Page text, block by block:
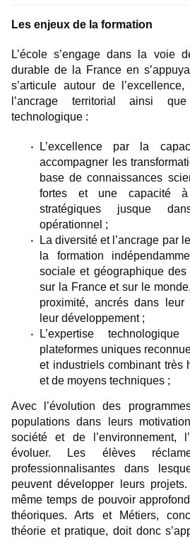
Les enjeux de la formation
L’école s’engage dans la voie
durable de la France en
s’articule autour de
l’ancrage territorial ainsi
technologique :
L’excellence par la
accompagner les
base de connaissances
fortes et une capacité
stratégiques jusque
opérationnel ;
La diversité et l’ancrage par
la formation
sociale et géographique
sur la France et sur le
proximité, ancrés dans leur
leur développement ;
L’expertise
plateformes uniques
et industriels combinant très
et de moyens techniques ;
Avec l’évolution des
populations dans leurs
société et de l’environnement,
évoluer. Les élèves
professionnalisantes dans
peuvent développer leurs
même temps de pouvoir
théoriques. Arts et Métiers,
théorie et pratique, doit donc